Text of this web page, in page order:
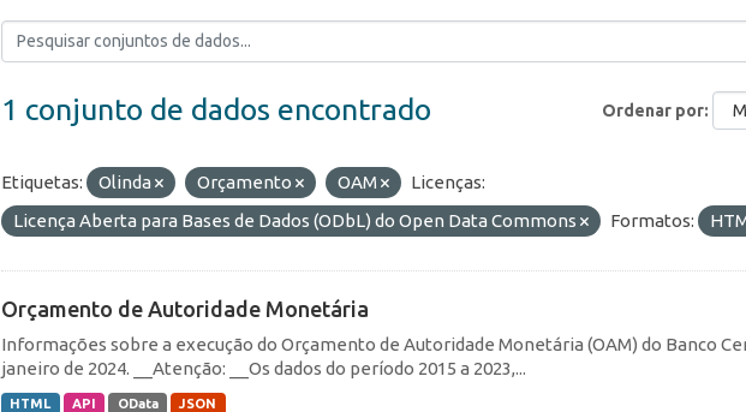
Ordenar por
1 conjunto de dados encontrado
Etiquetas: Olinda Orçamento OAM
Licenças:
Licença Aberta para Bases de Dados (ODbL) do Open Data Commons
Formatos:
Orçamento de Autoridade Monetária
Informações sobre a execução do Orçamento de Autoridade Monetária (OAM) do Banco
janeiro de 2024. __Atenção: __Os dados do período 2015 a 2023,...
HTML API OData JSON